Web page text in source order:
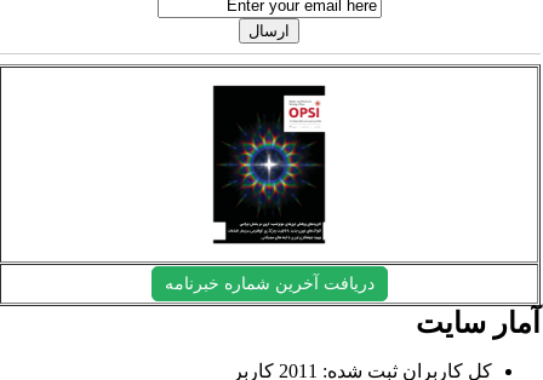
دریافت آخرین شماره خبرنامه
سایت
کل کاربران ثبت شده: 2011 کاربر